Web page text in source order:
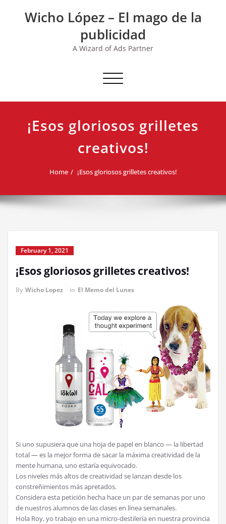
Wicho López – El mago de la
publicidad
A Wizard of Ads Partner
Toggle navigation
¡Esos gloriosos grilletes
creativos!
Home ¡Esos gloriosos grilletes creativos!
February 1, 2021
¡Esos gloriosos grilletes creativos!
By Wicho Lopez in El Memo del Lunes
Si uno supusiera que una hoja de papel en blanco — la libertad
total — es la mejor forma de sacar la máxima creatividad de la
mente humana, uno estaría equivocado.
Los niveles más altos de creatividad se lanzan desde los
constreñimientos más apretados.
Considera esta petición hecha hace un par de semanas por uno
de nuestros alumnos de las clases en línea semanales.
Hola Roy, yo trabajo en una micro-destilería en nuestra provincia